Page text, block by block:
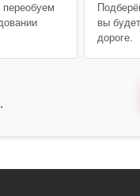
переобуем
вы
дороге.